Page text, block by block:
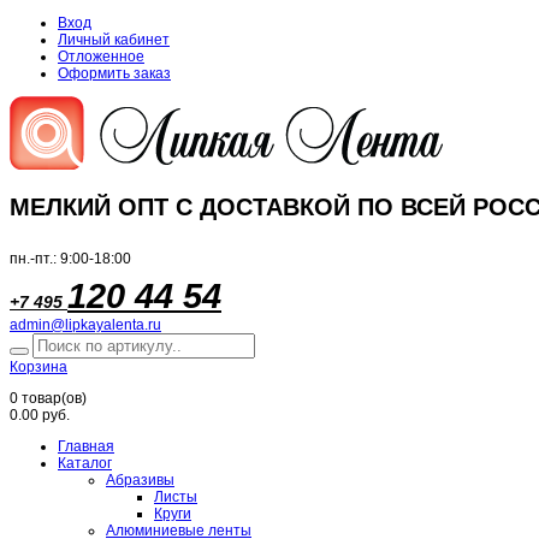
Вход
Личный кабинет
Отложенное
Оформить заказ
МЕЛКИЙ ОПТ С ДОСТАВКОЙ ПО ВСЕЙ
пн.-пт.: 9:00-18:00
+7 495 120 44 54
admin@lipkayalenta.ru
Корзина
0 товар(ов)
0.00 руб.
Главная
Каталог
Абразивы
Листы
Круги
Алюминиевые ленты